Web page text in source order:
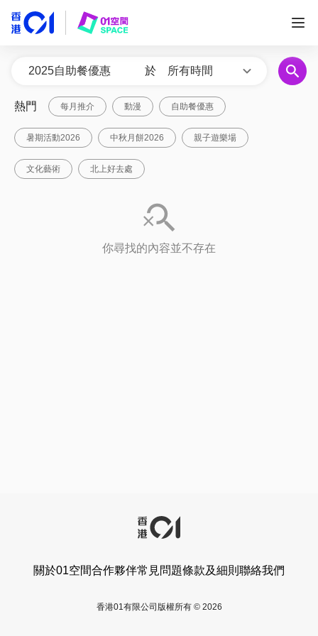
於 所有時間
熱門 每月推介 動漫 自助餐優惠
暑期活動2026 中秋月餅2026 親子遊樂場
文化藝術 北上好去處
你尋找的內容並不存在
關於01空間合作夥伴常見問題條款及細則 聯絡我們
香港01有限公司版權所有 © 2026